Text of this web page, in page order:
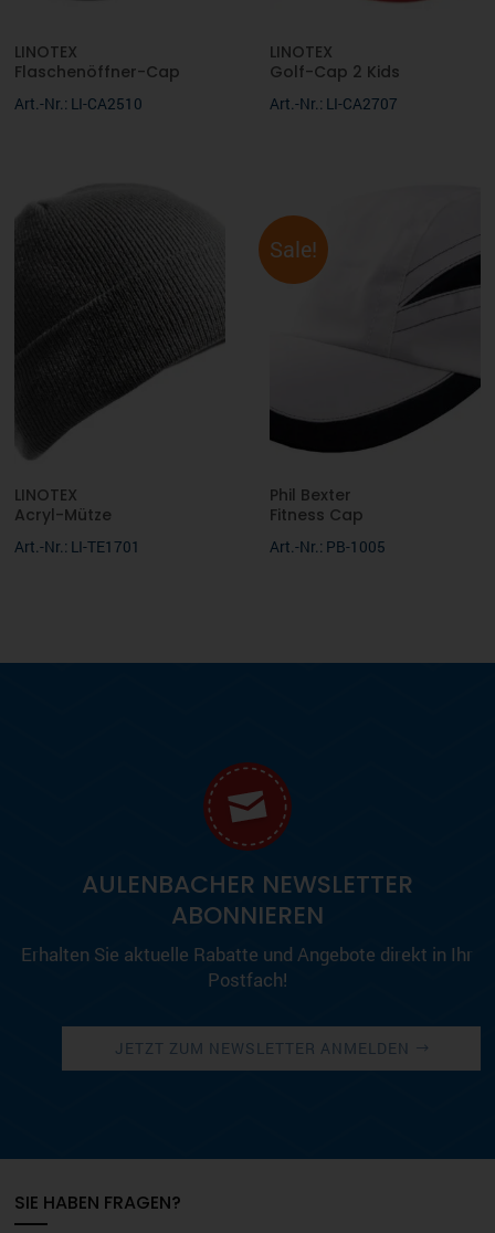
LINOTEX
Flaschenöffner-Cap
Art.-Nr.: LI-CA2510
LINOTEX
Golf-Cap 2 Kids
Art.-Nr.: LI-CA2707
LINOTEX
Acryl-Mütze
Art.-Nr.: LI-TE1701
Sale!
Phil Bexter
Fitness Cap
Art.-Nr.: PB-1005
AULENBACHER NEWSLETTER
ABONNIEREN
Erhalten Sie aktuelle Rabatte und Angebote direkt in Ihr
Postfach!
JETZT ZUM NEWSLETTER ANMELDEN
SIE HABEN FRAGEN?